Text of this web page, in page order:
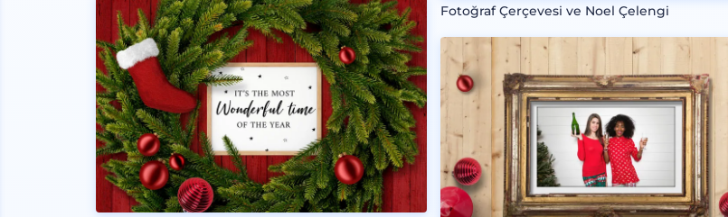
Fotoğraf Çerçevesi ve Noel Çelengi